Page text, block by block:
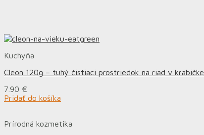
Kuchyňa
Cleon 120g – tuhý čistiaci prostriedok na riad v krabičke
7.90 €
Pridať do košíka
Prírodná kozmetika